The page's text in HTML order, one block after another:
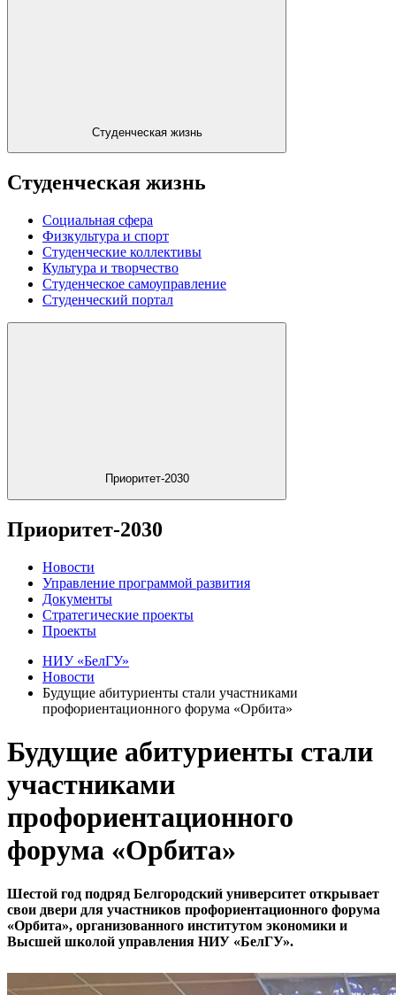
Студенческая жизнь
Студенческая жизнь
Социальная сфера
Физкультура и спорт
Студенческие коллективы
Культура и творчество
Студенческое самоуправление
Студенческий портал
Приоритет-2030
Приоритет-2030
Новости
Управление программой развития
Документы
Стратегические проекты
Проекты
НИУ «БелГУ»
Новости
Будущие абитуриенты стали участниками
профориентационного форума «Орбита»
Будущие абитуриенты стали
участниками
профориентационного
форума «Орбита»
Шестой год подряд Белгородский университет открывает
свои двери для участников профориентационного форума
«Орбита», организованного институтом экономики и
Высшей школой управления НИУ «БелГУ».